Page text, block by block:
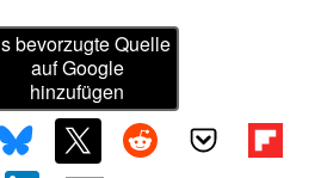
bevorzugte Quelle
auf Google
hinzufügen